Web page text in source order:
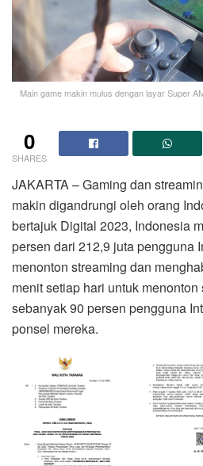
Main game makin mulus dengan layar Super
0
SHARES
JAKARTA – Gaming dan
makin digandrungi oleh orang
bertajuk Digital 2023, Indonesia
persen dari 212,9 juta pengguna
menonton streaming dan
menit setiap hari untuk
sebanyak 90 persen pengguna
ponsel mereka.